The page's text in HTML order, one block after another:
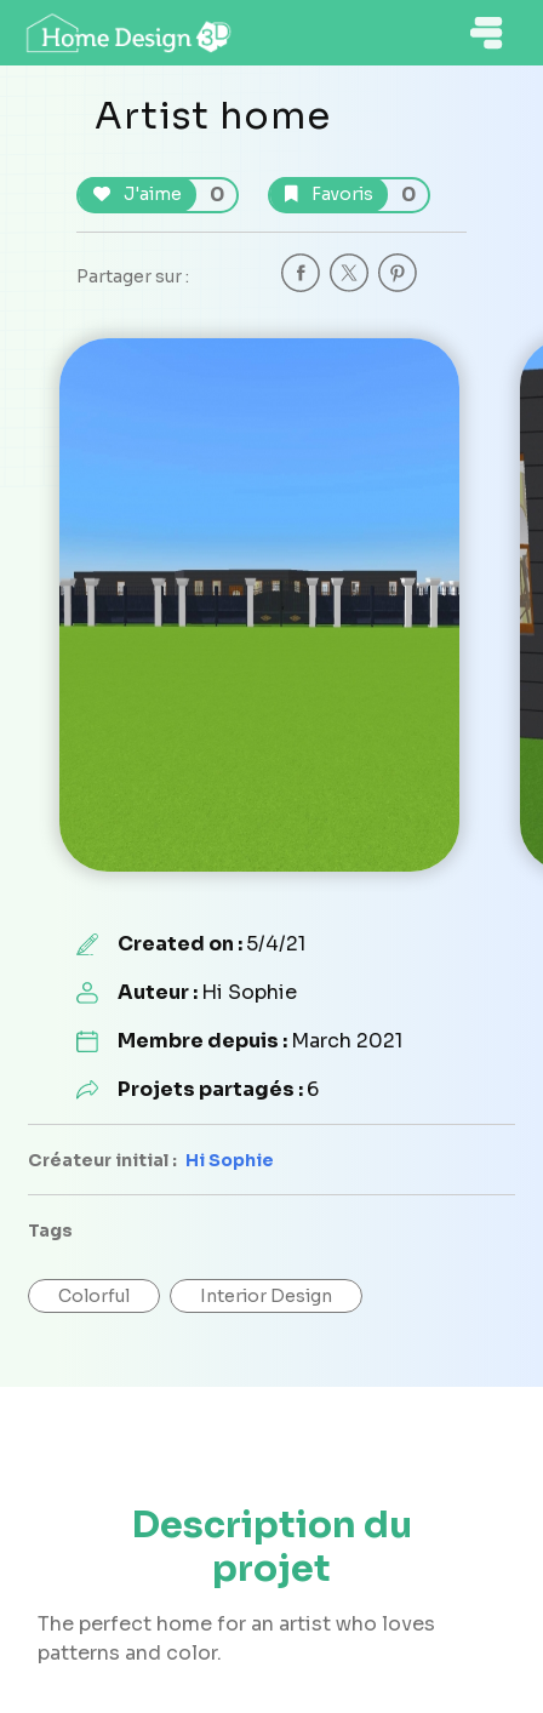
Artist home
J'aime 0 Favoris 0
Partager sur :
Created on :5/4/21
Auteur : Hi Sophie
Membre depuis : March 2021
Projets partagés :6
Créateur initial : Hi Sophie
Tags
Colorful Interior Design
Description du
projet
The perfect home for an artist who loves
patterns and color.